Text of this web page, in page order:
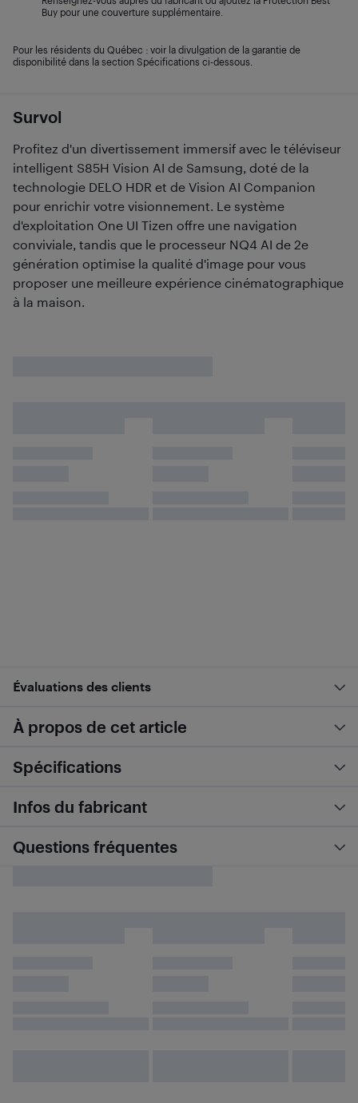
Survol
Profitez d'un divertissement immersif avec le téléviseur
intelligent S85H Vision AI de Samsung, doté de la
technologie DELO HDR et de Vision AI Companion
pour enrichir votre visionnement. Le système
d'exploitation One UI Tizen offre une navigation
conviviale, tandis que le processeur NQ4 AI de 2e
génération optimise la qualité d'image pour vous
proposer une meilleure expérience cinématographique
à la maison.
Buy pour une couverture supplémentaire.
Pour les résidents du Québec : voir la divulgation de la garantie de
disponibilité dans la section Spécifications ci-dessous.
Évaluations des clients
À propos de cet article
Spécifications
Infos du fabricant
Questions fréquentes